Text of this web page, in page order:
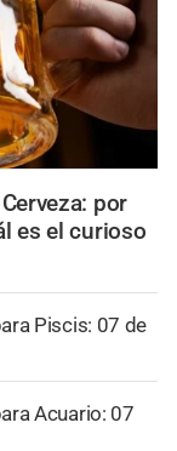
por
es el curioso
Piscis: 07 de
Acuario: 07